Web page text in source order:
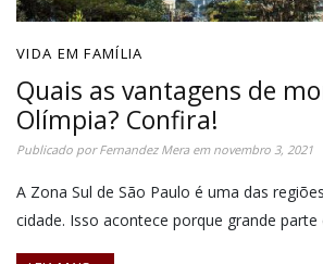
VIDA EM FAMÍLIA
Quais as vantagens de
Olímpia? Confira!
Publicado porFernandez Meraem novembro 3, 2021
A Zona Sul de São Paulo é uma das
cidade. Isso acontece porque grande